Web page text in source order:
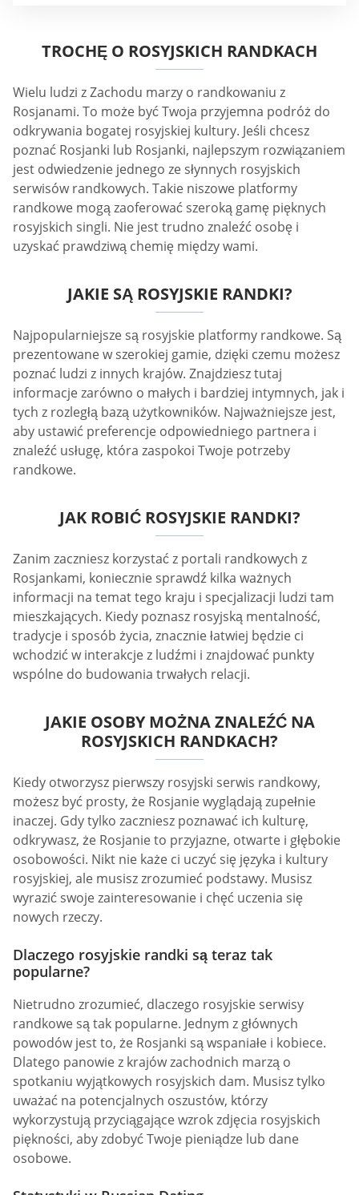
TROCHĘ O ROSYJSKICH RANDKACH
Wielu ludzi z Zachodu marzy o randkowaniu z
Rosjanami. To może być Twoja przyjemna podróż do
odkrywania bogatej rosyjskiej kultury. Jeśli chcesz
poznać Rosjanki lub Rosjanki, najlepszym rozwiązaniem
jest odwiedzenie jednego ze słynnych rosyjskich
serwisów randkowych. Takie niszowe platformy
randkowe mogą zaoferować szeroką gamę pięknych
rosyjskich singli. Nie jest trudno znaleźć osobę i
uzyskać prawdziwą chemię między wami.
JAKIE SĄ ROSYJSKIE RANDKI?
Najpopularniejsze są rosyjskie platformy randkowe. Są
prezentowane w szerokiej gamie, dzięki czemu możesz
poznać ludzi z innych krajów. Znajdziesz tutaj
informacje zarówno o małych i bardziej intymnych, jak i
tych z rozległą bazą użytkowników. Najważniejsze jest,
aby ustawić preferencje odpowiedniego partnera i
znaleźć usługę, która zaspokoi Twoje potrzeby
randkowe.
JAK ROBIĆ ROSYJSKIE RANDKI?
Zanim zaczniesz korzystać z portali randkowych z
Rosjankami, koniecznie sprawdź kilka ważnych
informacji na temat tego kraju i specjalizacji ludzi tam
mieszkających. Kiedy poznasz rosyjską mentalność,
tradycje i sposób życia, znacznie łatwiej będzie ci
wchodzić w interakcje z ludźmi i znajdować punkty
wspólne do budowania trwałych relacji.
JAKIE OSOBY MOŻNA ZNALEŹĆ NA
ROSYJSKICH RANDKACH?
Kiedy otworzysz pierwszy rosyjski serwis randkowy,
możesz być prosty, że Rosjanie wyglądają zupełnie
inaczej. Gdy tylko zaczniesz poznawać ich kulturę,
odkrywasz, że Rosjanie to przyjazne, otwarte i głębokie
osobowości. Nikt nie każe ci uczyć się języka i kultury
rosyjskiej, ale musisz zrozumieć podstawy. Musisz
wyrazić swoje zainteresowanie i chęć uczenia się
nowych rzeczy.
Dlaczego rosyjskie randki są teraz tak
popularne?
Nietrudno zrozumieć, dlaczego rosyjskie serwisy
randkowe są tak popularne. Jednym z głównych
powodów jest to, że Rosjanki są wspaniałe i kobiece.
Dlatego panowie z krajów zachodnich marzą o
spotkaniu wyjątkowych rosyjskich dam. Musisz tylko
uważać na potencjalnych oszustów, którzy
wykorzystują przyciągające wzrok zdjęcia rosyjskich
piękności, aby zdobyć Twoje pieniądze lub dane
osobowe.